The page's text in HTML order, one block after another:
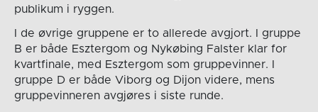
publikum i ryggen.
I de øvrige gruppene er to allerede avgjort. I gruppe
B er både Esztergom og Nykøbing Falster klar for
kvartfinale, med Esztergom som gruppevinner. I
gruppe D er både Viborg og Dijon videre, mens
gruppevinneren avgjøres i siste runde.